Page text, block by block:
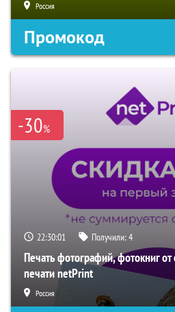
Россия
Промокод
-30%
22:30:00 Получили:4
Печать фотографий, фотокниг
печати netPrint
Россия